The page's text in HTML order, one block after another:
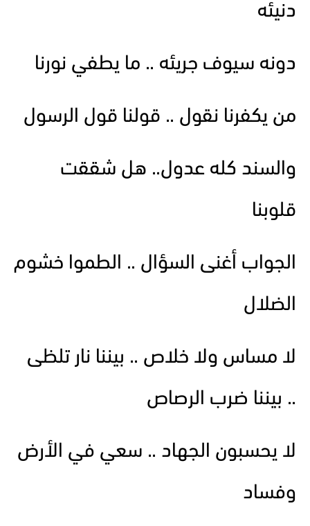
دنيئه
دونه سيوف جريئه .. ما يطفي نورنا
من يكفرنا نقول .. قولنا قول الرسول
والسند كله عدول.. هل شققت
قلوبنا
الجواب أغنى السؤال .. الطموا خشوم
الضلال
لا مساس ولا خلاص .. بيننا نار تلظى
.. بيننا ضرب الرصاص
لا يحسبون الجهاد .. سعي في الأرض
وفساد